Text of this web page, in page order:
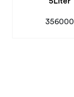
356000